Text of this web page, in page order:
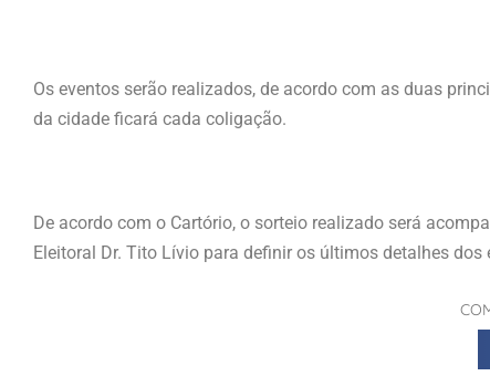
Os eventos serão realizados, de acordo com as duas
da cidade ficará cada coligação.
De acordo com o Cartório, o sorteio realizado será
Eleitoral Dr. Tito Lívio para definir os últimos detalhes dos